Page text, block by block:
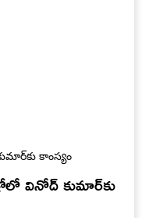
వినోద్ కుమార్‌కు